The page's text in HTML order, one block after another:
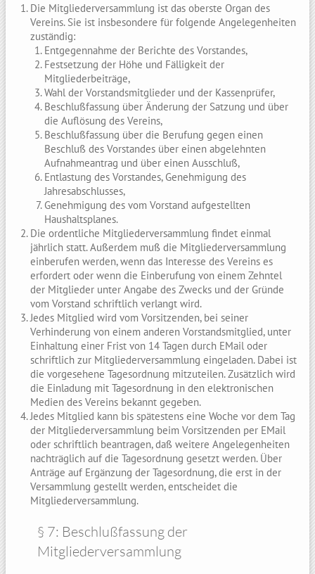
Die Mitgliederversammlung ist das oberste Organ des
Vereins. Sie ist insbesondere für folgende Angelegenheiten
zuständig:
Entgegennahme der Berichte des Vorstandes,
Festsetzung der Höhe und Fälligkeit der
Mitgliederbeiträge,
Wahl der Vorstandsmitglieder und der Kassenprüfer,
Beschlußfassung über Änderung der Satzung und über
die Auflösung des Vereins,
Beschlußfassung über die Berufung gegen einen
Beschluß des Vorstandes über einen abgelehnten
Aufnahmeantrag und über einen Ausschluß,
Entlastung des Vorstandes, Genehmigung des
Jahresabschlusses,
Genehmigung des vom Vorstand aufgestellten
Haushaltsplanes.
Die ordentliche Mitgliederversammlung findet einmal
jährlich statt. Außerdem muß die Mitgliederversammlung
einberufen werden, wenn das Interesse des Vereins es
erfordert oder wenn die Einberufung von einem Zehntel
der Mitglieder unter Angabe des Zwecks und der Gründe
vom Vorstand schriftlich verlangt wird.
Jedes Mitglied wird vom Vorsitzenden, bei seiner
Verhinderung von einem anderen Vorstandsmitglied, unter
Einhaltung einer Frist von 14 Tagen durch EMail oder
schriftlich zur Mitgliederversammlung eingeladen. Dabei ist
die vorgesehene Tagesordnung mitzuteilen. Zusätzlich wird
die Einladung mit Tagesordnung in den elektronischen
Medien des Vereins bekannt gegeben.
Jedes Mitglied kann bis spätestens eine Woche vor dem Tag
der Mitgliederversammlung beim Vorsitzenden per EMail
oder schriftlich beantragen, daß weitere Angelegenheiten
nachträglich auf die Tagesordnung gesetzt werden. Über
Anträge auf Ergänzung der Tagesordnung, die erst in der
Versammlung gestellt werden, entscheidet die
Mitgliederversammlung.
§ 7: Beschlußfassung der
Mitgliederversammlung